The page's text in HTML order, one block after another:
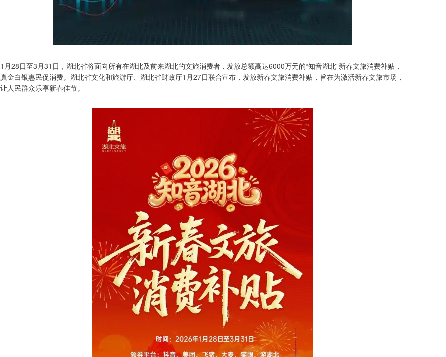
1月28日至3月31日，湖北省将面向所有在湖北及前来湖北的文旅消费者，发放总额高达6000万元的“知音湖北”新春文旅消费补贴，
真金白银惠民促消费。湖北省文化和旅游厅、湖北省财政厅1月27日联合宣布，发放新春文旅消费补贴，旨在为激活新春文旅市场，
让人民群众乐享新春佳节。